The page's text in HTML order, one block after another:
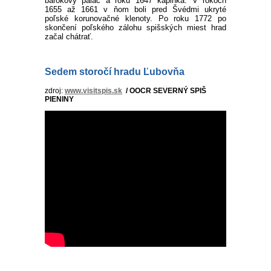
1655 až 1661 v ňom boli pred Švédmi ukryté
poľské korunovačné klenoty. Po roku 1772 po
skončení poľského zálohu spišských miest hrad
začal chátrať.
Sedem storočí hradu Ľubovňa
zdroj: www.visitspis.sk / OOCR SEVERNÝ SPIŠ
PIENINY